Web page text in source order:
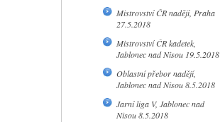
Mistrovství ČR nadějí, Praha
27.5.2018
Mistrovství ČR kadetek,
Jablonec nad Nisou 19.5.2018
Oblastní přebor nadějí,
Jablonec nad Nisou 8.5.2018
Jarní liga V, Jablonec nad
Nisou 8.5.2018